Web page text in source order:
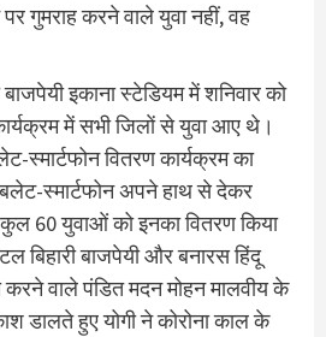
गुमराह करने वाले युवा नहीं, वह
इकाना स्टेडियम में शनिवार को
में सभी जिलाें से युवा आए थे।
स्मार्टफोन वितरण कार्यक्रम का
स्मार्टफोन अपने हाथ से देकर
60 युवाओं को इनका वितरण किया
बिहारी बाजपेयी और बनारस हिंदू
करने वाले पंडित मदन मोहन मालवीय के
डालते हुए योगी ने कोरोना काल के